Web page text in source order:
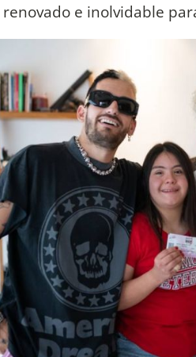
e inolvidable